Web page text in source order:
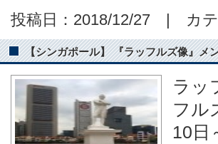
投稿日：2018/12/27 | カテ
【シンガポール】 『ラッフルズ像』メ
ラッ
フル
10日